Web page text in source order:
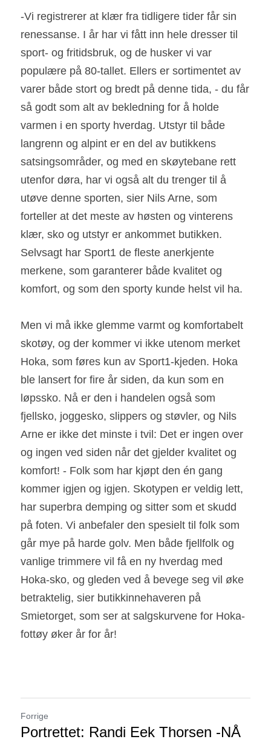
-Vi registrerer at klær fra tidligere tider får sin
renessanse. I år har vi fått inn hele dresser til
sport- og fritidsbruk, og de husker vi var
populære på 80-tallet. Ellers er sortimentet av
varer både stort og bredt på denne tida, - du får
så godt som alt av bekledning for å holde
varmen i en sporty hverdag. Utstyr til både
langrenn og alpint er en del av butikkens
satsingsområder, og med en skøytebane rett
utenfor døra, har vi også alt du trenger til å
utøve denne sporten, sier Nils Arne, som
forteller at det meste av høsten og vinterens
klær, sko og utstyr er ankommet butikken.
Selvsagt har Sport1 de fleste anerkjente
merkene, som garanterer både kvalitet og
komfort, og som den sporty kunde helst vil ha.
Men vi må ikke glemme varmt og komfortabelt
skotøy, og der kommer vi ikke utenom merket
Hoka, som føres kun av Sport1-kjeden. Hoka
ble lansert for fire år siden, da kun som en
løpssko. Nå er den i handelen også som
fjellsko, joggesko, slippers og støvler, og Nils
Arne er ikke det minste i tvil: Det er ingen over
og ingen ved siden når det gjelder kvalitet og
komfort! - Folk som har kjøpt den én gang
kommer igjen og igjen. Skotypen er veldig lett,
har superbra demping og sitter som et skudd
på foten. Vi anbefaler den spesielt til folk som
går mye på harde golv. Men både fjellfolk og
vanlige trimmere vil få en ny hverdag med
Hoka-sko, og gleden ved å bevege seg vil øke
betraktelig, sier butikkinnehaveren på
Smietorget, som ser at salgskurvene for Hoka-
fottøy øker år for år!
Forrige
Portrettet: Randi Eek Thorsen -NÅ